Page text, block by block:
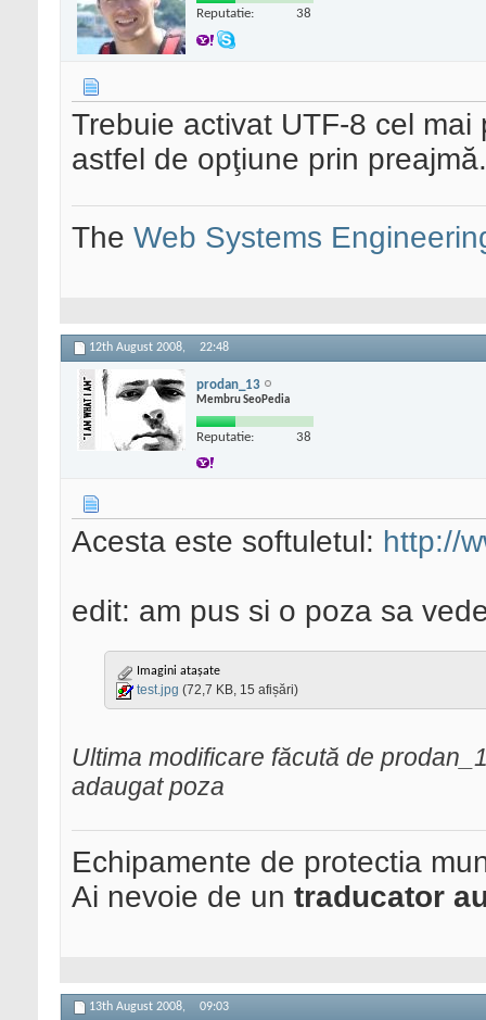
Reputatie: 38
Trebuie activat UTF-8 cel
astfel de opţiune prin preajmă.
The Web Systems
12th August 2008, 22:48
prodan_13
Membru SeoPedia
Reputatie: 38
Acesta este softuletul: http://
edit: am pus si o poza sa
Imagini atașate
test.jpg (72,7 KB, 15 afișări)
Ultima modificare făcută de
adaugat poza
Echipamente de protectia
Ai nevoie de un traducator
13th August 2008, 09:03